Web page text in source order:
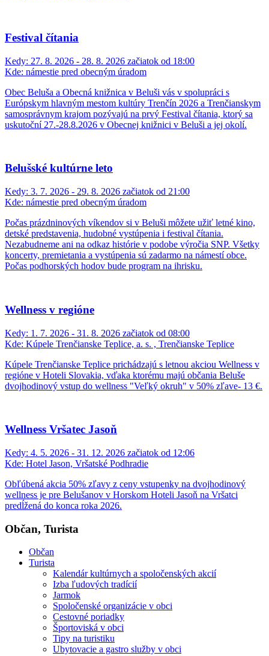
Festival čítania
Kedy: 27. 8. 2026 - 28. 8. 2026 začiatok od 18:00
Kde: námestie pred obecným úradom
Obec Beluša a Obecná knižnica v Beluši vás v spolupráci s
Európskym hlavným mestom kultúry Trenčín 2026 a Trenčianskym
samosprávnym krajom pozývajú na prvý Festival čítania, ktorý sa
uskutoční 27.-28.8.2026 v Obecnej knižnici v Beluši a jej okolí.
Belušské kultúrne leto
Kedy: 3. 7. 2026 - 29. 8. 2026 začiatok od 21:00
Kde: námestie pred obecným úradom
Počas prázdninových víkendov si v Beluši môžete užiť letné kino,
detské predstavenia, hudobné vystúpenia i festival čítania.
Nezabudneme ani na odkaz histórie v podobe výročia SNP. Všetky
koncerty, premietania a vystúpenia sú zadarmo na námestí obce.
Počas podhorských hodov bude program na ihrisku.
Wellness v regióne
Kedy: 1. 7. 2026 - 31. 8. 2026 začiatok od 08:00
Kde: Kúpele Trenčianske Teplice, a. s. , Trenčianske Teplice
Kúpele Trenčianske Teplice prichádzajú s letnou akciou Wellness v
regióne v Hoteli Slovakia, vďaka ktorému majú občania Beluše
dvojhodinový vstup do wellness "Veľký okruh" v 50% zľave- 13 €.
Wellness Vršatec Jasoň
Kedy: 4. 5. 2026 - 31. 12. 2026 začiatok od 12:06
Kde: Hotel Jason, Vršatské Podhradie
Obľúbená akcia 50% zľavy z ceny vstupenky na dvojhodinový
wellness je pre Belušanov v Horskom Hoteli Jasoň na Vršatci
predĺžená do konca roka 2026.
Občan, Turista
Občan
Turista
Kalendár kultúrnych a spoločenských akcií
Izba ľudových tradícií
Jarmok
Spoločenské organizácie v obci
Cestovné poriadky
Športoviská v obci
Tipy na turistiku
Ubytovacie a gastro služby v obci